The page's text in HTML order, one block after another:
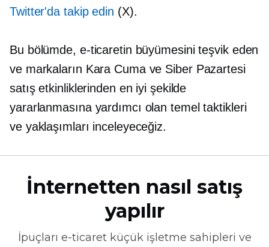
Twitter'da takip edin (X).
Bu bölümde, e-ticaretin büyümesini teşvik eden
ve markaların Kara Cuma ve Siber Pazartesi
satış etkinliklerinden en iyi şekilde
yararlanmasına yardımcı olan temel taktikleri
ve yaklaşımları inceleyeceğiz.
İnternetten nasıl satış
yapılır
İpuçları e-ticaretküçük işletme sahipleri ve